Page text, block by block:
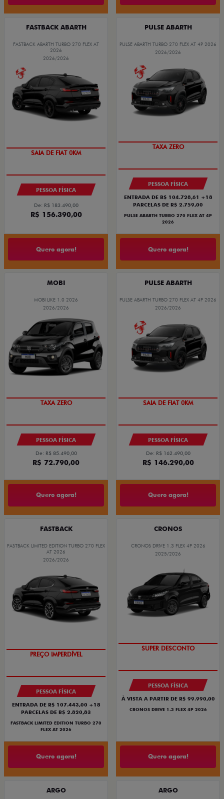
FASTBACK ABARTH
FASTBACK ABARTH TURBO 270 FLEX AT
2026
2026/2026
PREÇO IMPERDÍVEL
PESSOA FÍSICA
De: R$ 183.490,00
R$ 156.390,00
Quero agora!
PULSE ABARTH
PULSE ABARTH TURBO 270 FLEX AT 4P 2026
2026/2026
SAIA DE FIAT 0KM
PESSOA FÍSICA
ENTRADA DE R$ 104.728,61 +18
PARCELAS DE R$ 2.759,00
PULSE ABARTH TURBO 270 FLEX AT 4P
2026
Quero agora!
MOBI
MOBI LIKE 1.0 2026
2026/2026
PREÇO IMPERDÍVEL
PESSOA FÍSICA
De: R$ 85.490,00
R$ 72.790,00
Quero agora!
PULSE ABARTH
PULSE ABARTH TURBO 270 FLEX AT 4P 2026
2026/2026
OPORTUNIDADE
PESSOA FÍSICA
De: R$ 162.490,00
R$ 146.290,00
Quero agora!
FASTBACK
FASTBACK LIMITED EDITION TURBO 270 FLEX
AT 2026
2026/2026
COM USADO NA TROCA
PESSOA FÍSICA
ENTRADA DE R$ 107.443,00 +18
PARCELAS DE R$ 2.820,83
FASTBACK LIMITED EDITION TURBO 270
FLEX AT 2026
Quero agora!
CRONOS
CRONOS DRIVE 1.3 FLEX 4P 2026
2025/2026
BÔNUS DE ATÉ R$ 14 MIL
PESSOA FÍSICA
À VISTA A PARTIR DE R$ 99.990,00
CRONOS DRIVE 1.3 FLEX 4P 2026
Quero agora!
ARGO ARGO